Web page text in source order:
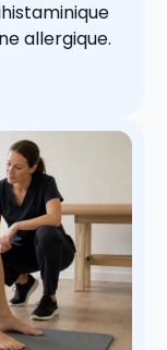
allergique.